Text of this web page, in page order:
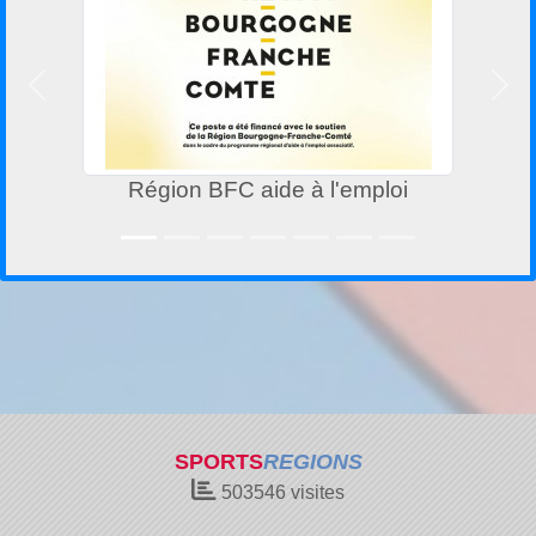
Région BFC aide à l'emploi
SPORTSREGIONS
503546 visites